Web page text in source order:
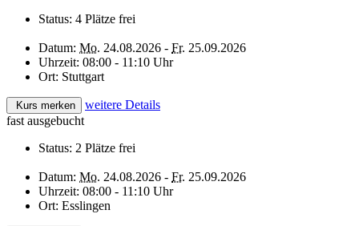
Status: 4 Plätze frei
Datum: Mo. 24.08.2026 - Fr. 25.09.2026
Uhrzeit: 08:00 - 11:10 Uhr
Ort: Stuttgart
Kurs merken
weitere Details
fast ausgebucht
Status: 2 Plätze frei
Datum: Mo. 24.08.2026 - Fr. 25.09.2026
Uhrzeit: 08:00 - 11:10 Uhr
Ort: Esslingen